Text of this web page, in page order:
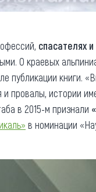
спасателях
О краевых
публикации книги.
провалы, истории
в 2015-м признали
в номинации